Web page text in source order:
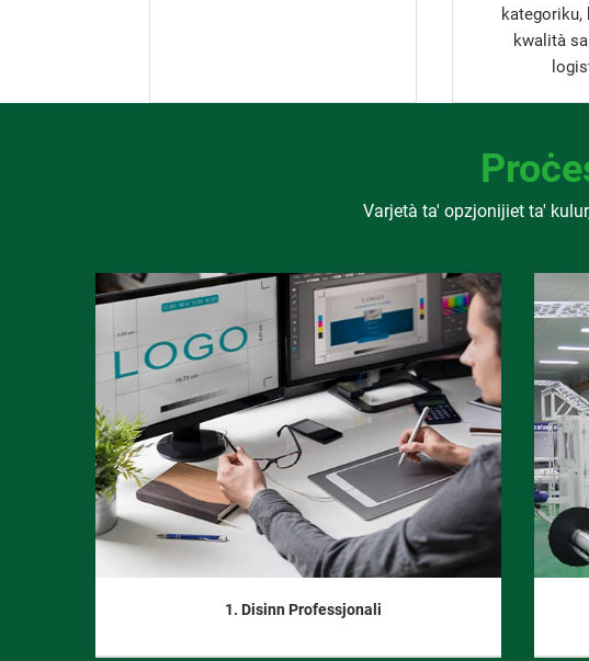
kwalità
Varjetà ta' opzjonijiet ta'
1. Disinn Professjonali